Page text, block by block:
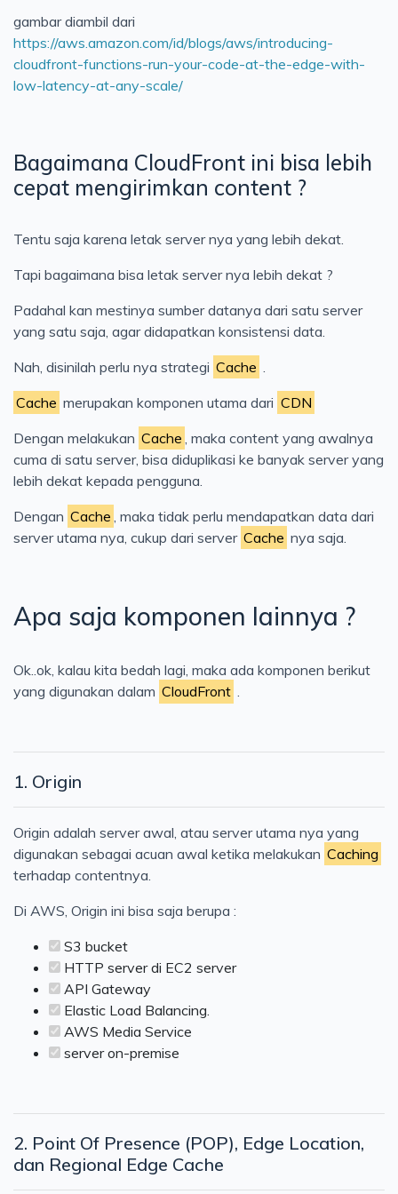
gambar diambil dari
https://aws.amazon.com/id/blogs/aws/introducing-
cloudfront-functions-run-your-code-at-the-edge-with-
low-latency-at-any-scale/
Bagaimana CloudFront ini bisa lebih
cepat mengirimkan content ?
Tentu saja karena letak server nya yang lebih dekat.
Tapi bagaimana bisa letak server nya lebih dekat ?
Padahal kan mestinya sumber datanya dari satu server
yang satu saja, agar didapatkan konsistensi data.
Nah, disinilah perlu nya strategi Cache
Cache merupakan komponen utama dari CDN
Dengan melakukan Cache , maka content yang awalnya
cuma di satu server, bisa diduplikasi ke banyak server yang
lebih dekat kepada pengguna.
Dengan Cache , maka tidak perlu mendapatkan data dari
server utama nya, cukup dari server Cache nya saja.
Apa saja komponen lainnya ?
Ok..ok, kalau kita bedah lagi, maka ada komponen berikut
yang digunakan dalam CloudFront .
1. Origin
Origin adalah server awal, atau server utama nya yang
digunakan sebagai acuan awal ketika melakukan Caching
terhadap contentnya.
Di AWS, Origin ini bisa saja berupa :
S3 bucket
HTTP server di EC2 server
API Gateway
Elastic Load Balancing.
AWS Media Service
server on-premise
2. Point Of Presence (POP), Edge Location,
dan Regional Edge Cache